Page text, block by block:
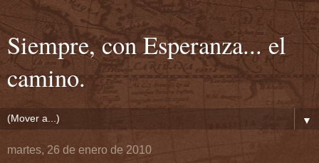
Siempre, con Esperanza... el
camino.
▼
martes, 26 de enero de 2010